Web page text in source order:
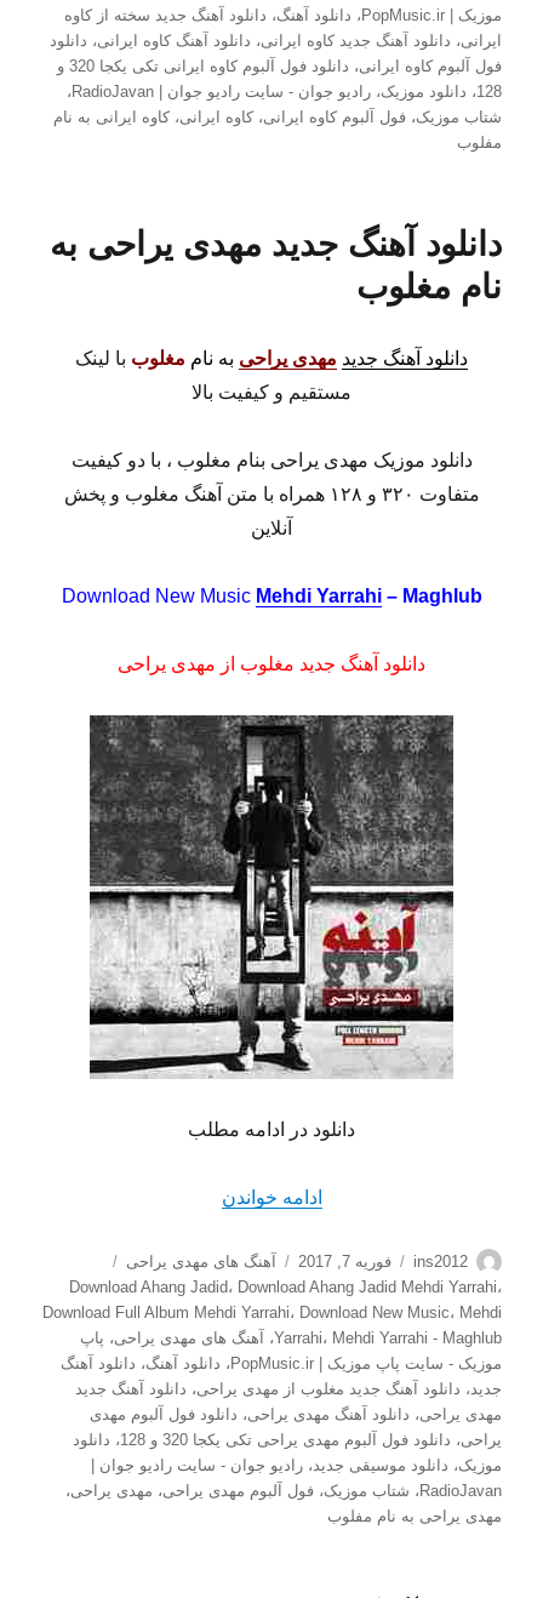
موزیک | PopMusic.ir
، دانلود آهنگ، دانلود آهنگ جدید سخته از کاوه
ایرانی، دانلود آهنگ جدید کاوه ایرانی، دانلود آهنگ کاوه ایرانی، دانلود
فول آلبوم کاوه ایرانی،
دانلود فول آلبوم کاوه ایرانی تکی یکجا 320 و
128، دانلود موزیک،رادیو جوان - سایت رادیو جوان | RadioJavan
،
شتاب موزیک،فول آلبوم کاوه ایرانی،کاوه ایرانی،کاوه ایرانی به نام
مفلوب
دانلود آهنگ جدید مهدی یراحی به
نام مغلوب
دانلود آهنگ جدید مهدی یراحی به نام مغلوب با لینک
مستقیم و کیفیت بالا
دانلود موزیک مهدی یراحی بنام مغلوب ، با دو کیفیت
متفاوت ۳۲۰ و ۱۲۸ همراه با متن آهنگ مغلوب و پخش
آنلاین
Download New Music Mehdi Yarrahi– Maghlub
دانلود آهنگ جدید مغلوب از مهدی یراحی
دانلود در ادامه مطلب
ادامه خواندن
نویسنده
ins2012
ارسال
شده
در
فوریه 7, 2017 دسته‌ها
آهنگ های مهدی یراحی
Download Ahang Jadid، Download Ahang Jadid Mehdi Yarrahi،
Download Full Album Mehdi Yarrahi، Download New Music، Mehdi
Yarrahi، Mehdi Yarrahi - Maghlub ، آهنگ های مهدی یراحی، پاپ
موزیک - سایت پاپ موزیک | PopMusic.ir
، دانلود آهنگ، دانلود آهنگ
جدید، دانلود آهنگ جدید مغلوب از مهدی یراحی، دانلود آهنگ جدید
مهدی یراحی، دانلود آهنگ مهدی یراحی، دانلود فول آلبوم مهدی
یراحی، دانلود فول آلبوم مهدی یراحی تکی یکجا 320 و 128 ، دانلود
موزیک، دانلود موسیقی جدید،رادیو جوان - سایت رادیو جوان |
RadioJavan ، شتاب موزیک،فول آلبوم مهدی یراحی، مهدی یراحی،
مهدی یراحی به نام مفلوب